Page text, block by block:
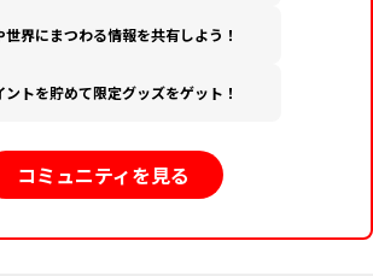
世界にまつわる情報を共有しよう！
ントを貯めて限定グッズをゲット！
コミュニティを見る